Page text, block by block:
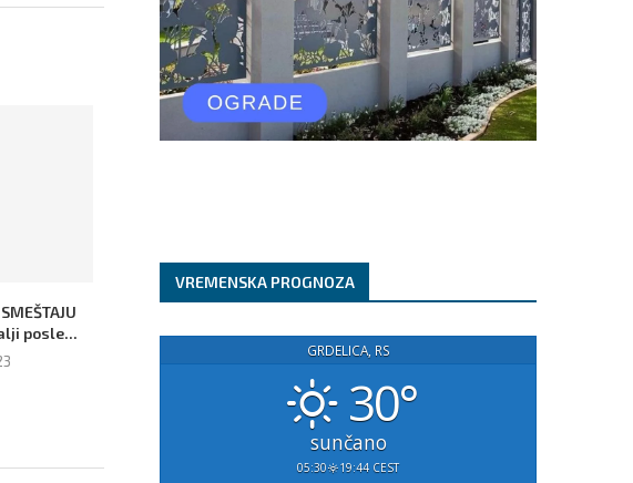
posle...
Skandalozni snimak Ane...
IMALA 11 GODINA:...
VREMENSKA PROGNOZA
GRDELICA, RS
30°
sunčano
05:30
19:44 CEST